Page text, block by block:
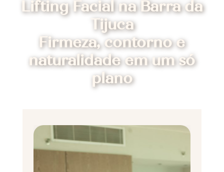
Lifting Facial na Barra da
Tijuca
Firmeza, contorno e
naturalidade em um só
plano